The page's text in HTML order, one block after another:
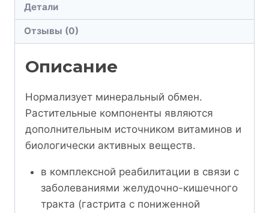
Детали
Отзывы (0)
Описание
Нормализует минеральный обмен.
Растительные компоненты являются
дополнительным источником витаминов и
биологически активных веществ.
в комплексной реабилитации в связи с
заболеваниями желудочно-кишечного
тракта (гастрита с пониженной